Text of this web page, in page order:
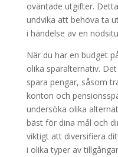
oväntade utgifter.
undvika att behöva ta
i händelse av en
När du har en budget
olika sparalternativ.
spara pengar, såsom
konton och
undersöka olika
bäst för dina mål och
viktigt att diversifiera
i olika typer av